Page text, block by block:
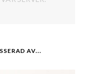
AV...